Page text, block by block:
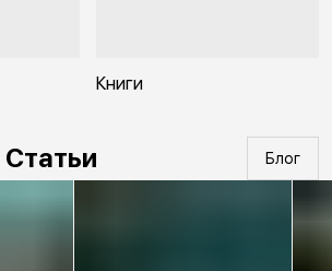
Книги
Статьи Блог